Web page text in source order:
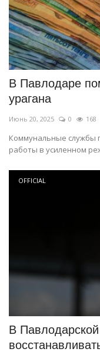
В Павлодаре
урагана
Июнь 20, 2025 0 168
Коммунальные службы
работы в усиленном
OFFICIAL
В